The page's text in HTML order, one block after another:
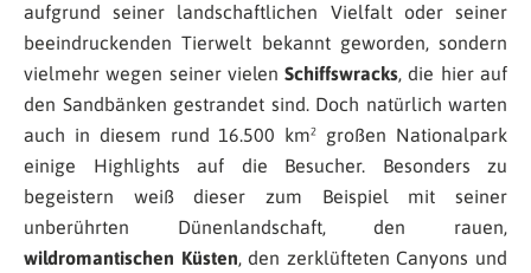
aufgrund seiner landschaftlichen Vielfalt oder seiner
beeindruckenden Tierwelt bekannt geworden, sondern
vielmehr wegen seiner vielenSchiffswracks, die hier auf
den Sandbänken gestrandet sind. Doch natürlich warten
auch in diesem rund 16.500 km² großen Nationalpark
einige Highlights auf die Besucher. Besonders zu
begeistern weiß dieser zum Beispiel mit seiner
unberührten Dünenlandschaft, den rauen,
wildromantischen Küsten, den zerklüfteten Canyons und